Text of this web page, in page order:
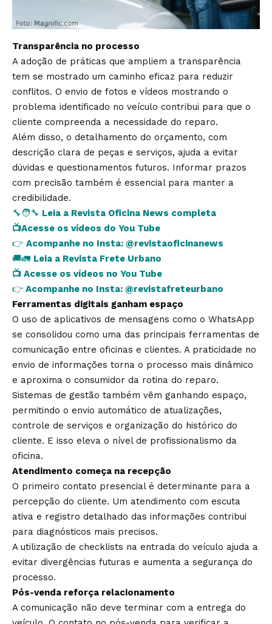
Transparência no processo
A adoção de práticas que ampliem a transparência
tem se mostrado um caminho eficaz para reduzir
conflitos. O envio de fotos e vídeos mostrando o
problema identificado no veículo contribui para que o
cliente compreenda a necessidade do reparo.
Além disso, o detalhamento do orçamento, com
descrição clara de peças e serviços, ajuda a evitar
dúvidas e questionamentos futuros. Informar prazos
com precisão também é essencial para manter a
credibilidade.
🔧🧑‍🔧 Leia a Revista Oficina News completa
📺Acesse os vídeos do You Tube
👉 Acompanhe no Insta: @revistaoficinanews
🚚🚛 Leia a Revista Frete Urbano
📺 Acesse os vídeos no You Tube
👉 Acompanhe no Insta: @revistafreteurbano
Ferramentas digitais ganham espaço
O uso de aplicativos de mensagens como o WhatsApp
se consolidou como uma das principais ferramentas de
comunicação entre oficinas e clientes. A praticidade no
envio de informações torna o processo mais dinâmico
e aproxima o consumidor da rotina do reparo.
Sistemas de gestão também vêm ganhando espaço,
permitindo o envio automático de atualizações,
controle de serviços e organização do histórico do
cliente. E isso eleva o nível de profissionalismo da
oficina.
Atendimento começa na recepção
O primeiro contato presencial é determinante para a
percepção do cliente. Um atendimento com escuta
ativa e registro detalhado das informações contribui
para diagnósticos mais precisos.
A utilização de checklists na entrada do veículo ajuda a
evitar divergências futuras e aumenta a segurança do
processo.
Pós-venda reforça relacionamento
A comunicação não deve terminar com a entrega do